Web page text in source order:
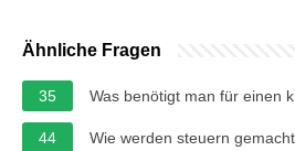
Ähnliche Fragen
35 Was benötigt man für einen
44 Wie werden steuern